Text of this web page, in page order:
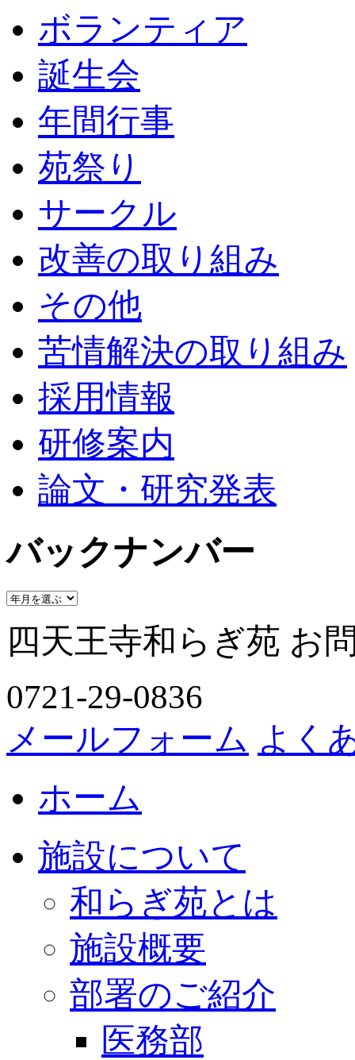
ボランティア
誕生会
年間行事
苑祭り
サークル
改善の取り組み
その他
苦情解決の取り組み
採用情報
研修案内
論文・研究発表
バックナンバー
四天王寺和らぎ苑 お
0721-29-0836
メールフォーム よく
ホーム
施設について
和らぎ苑とは
施設概要
部署のご紹介
医務部